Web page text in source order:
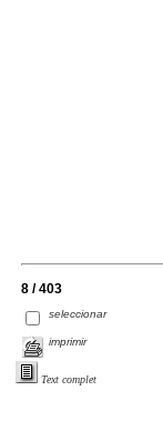
8 / 403
seleccionar
imprimir
Text complet